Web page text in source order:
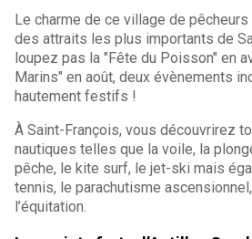
Le charme de ce village de
des attraits les plus importants de
loupez pas la "Fête du Poisson" en
Marins" en août, deux évènements
hautement festifs !
À Saint-François, vous découvrirez
nautiques telles que la voile, la
pêche, le kite surf, le jet-ski mais
tennis, le parachutisme
l’équitation.